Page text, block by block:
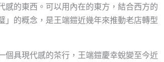
感的東西。可以用內在的東方，結合西方的
的概念，是王端鎧近幾年來推動老店轉型
具現代感的茶行，王端鎧慶幸蛻變至今近